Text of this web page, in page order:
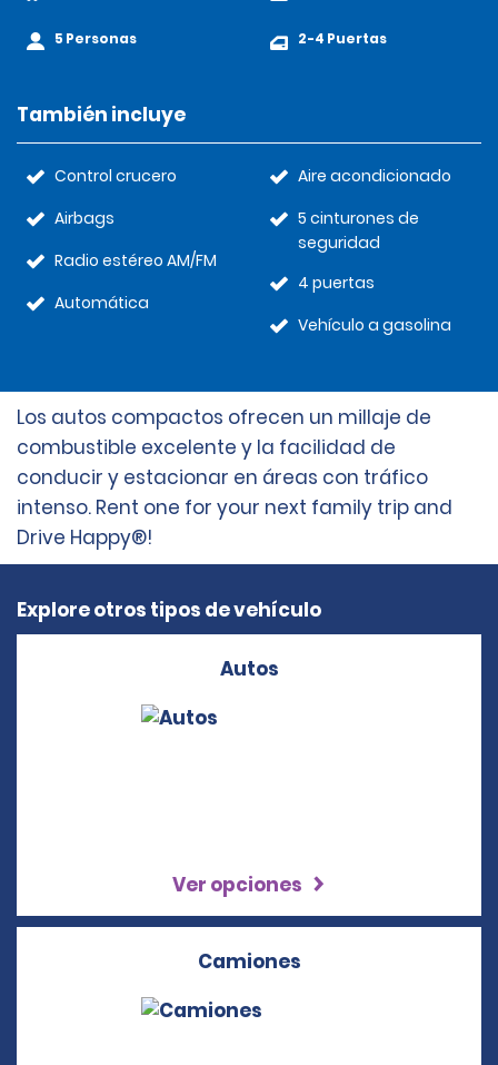
5 Personas 2-4 Puertas
También incluye
Control crucero
Airbags
Radio estéreo AM/FM
Automática
Aire acondicionado
5 cinturones de
seguridad
4 puertas
Vehículo a gasolina
Los autos compactos ofrecen un millaje de
combustible excelente y la facilidad de
conducir y estacionar en áreas con tráfico
intenso. Rent one for your next family trip and
Drive Happy®!
Explore otros tipos de vehículo
Autos
Ver opciones
Camiones